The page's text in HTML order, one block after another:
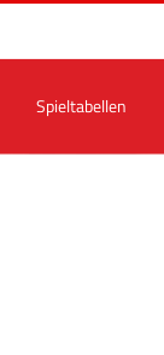
Spieltabellen